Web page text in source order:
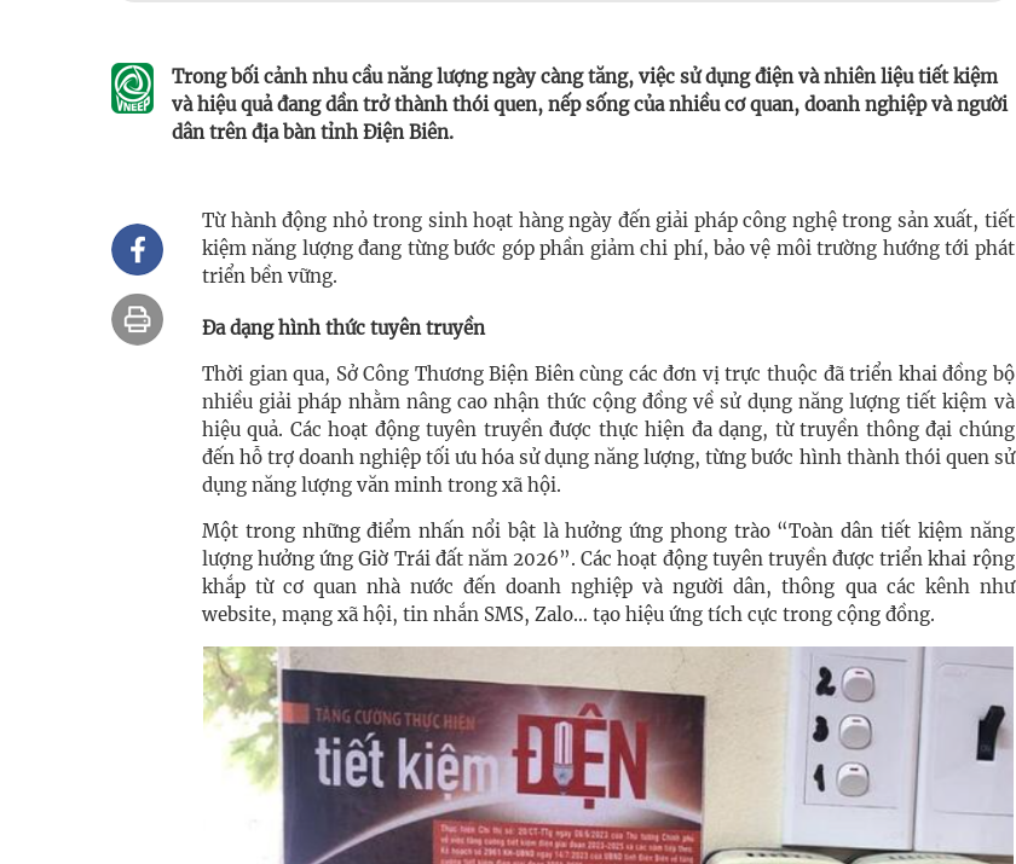
Trong bối cảnh nhu cầu năng lượng ngày càng tăng, việc sử dụng điện và nhiên liệu tiết kiệm
và hiệu quả đang dần trở thành thói quen, nếp sống của nhiều cơ quan, doanh nghiệp và người
dân trên địa bàn tỉnh Điện Biên.
Từ hành động nhỏ trong sinh hoạt hàng ngày đến giải pháp công nghệ trong sản xuất, tiết
kiệm năng lượng đang từng bước góp phần giảm chi phí, bảo vệ môi trường hướng tới phát
triển bền vững.
Đa dạng hình thức tuyên truyền
Thời gian qua, Sở Công Thương Biện Biên cùng các đơn vị trực thuộc đã triển khai đồng bộ
nhiều giải pháp nhằm nâng cao nhận thức cộng đồng về sử dụng năng lượng tiết kiệm và
hiệu quả. Các hoạt động tuyên truyền được thực hiện đa dạng, từ truyền thông đại chúng
đến hỗ trợ doanh nghiệp tối ưu hóa sử dụng năng lượng, từng bước hình thành thói quen sử
dụng năng lượng văn minh trong xã hội.
Một trong những điểm nhấn nổi bật là hưởng ứng phong trào “Toàn dân tiết kiệm năng
lượng hưởng ứng Giờ Trái đất năm 2026”. Các hoạt động tuyên truyền được triển khai rộng
khắp từ cơ quan nhà nước đến doanh nghiệp và người dân, thông qua các kênh như
website, mạng xã hội, tin nhắn SMS, Zalo… tạo hiệu ứng tích cực trong cộng đồng.